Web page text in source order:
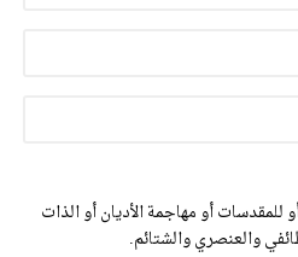
أو مهاجمة الأديان أو الذات
والعنصري والشتائم.